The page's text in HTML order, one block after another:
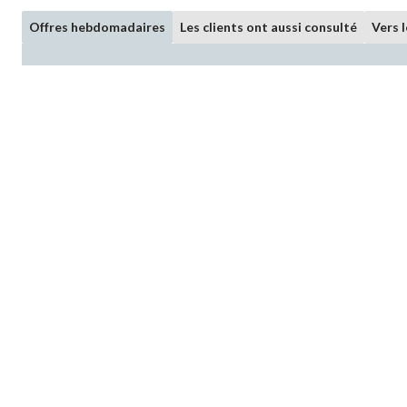
Offres hebdomadaires Les clients ont aussi consulté Vers